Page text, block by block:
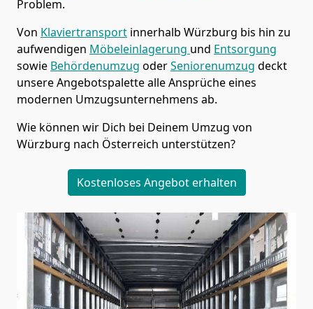
Problem.
Von Klaviertransport innerhalb Würzburg bis hin zu
aufwendigen Möbeleinlagerung und Entsorgung
sowie Behördenumzug oderSeniorenumzug deckt
unsere Angebotspalette alle Ansprüche eines
modernen Umzugsunternehmens ab.
Wie können wir Dich bei Deinem Umzug von
Würzburg nach Österreich unterstützen?
Kostenloses Angebot erhalten